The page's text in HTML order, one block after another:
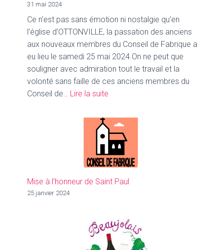
31 mai 2024
Ce n’est pas sans émotion ni nostalgie qu’en
l’église d’OTTONVILLE, la passation des anciens
aux nouveaux membres du Conseil de Fabrique a
eu lieu le samedi 25 mai 2024.On ne peut que
souligner avec admiration tout le travail et la
volonté sans faille de ces anciens membres du
Conseil de… Lire la suite
au
Conseil
de
Fabrique
/
Sacristine
Mise à l’honneur de Saint Paul
25 janvier 2024